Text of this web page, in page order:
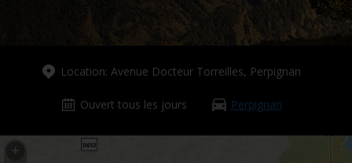
Location: Avenue Docteur Torreilles, Perpignan
Ouvert tous les jours Perpignan